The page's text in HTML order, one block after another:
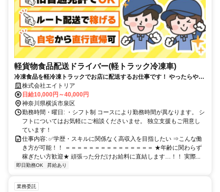
軽貨物食品配送ドライバー(軽トラック冷凍車)
冷凍食品を軽冷凍トラックでお店に配送するお仕事です！ やったらやっ
ただけ報酬を稼げる仕事で、月商80万以上の方も多数！ ドライバーから
独立起業した方多数！独立支援もします！
株式会社エイトリア
日給10,000円～40,000円
神奈川県横浜市泉区
勤務時間・曜日: ・シフト制 コースにより勤務時間が異なります。 シ
フトについてはお気軽にご相談くださいませ。 独立支援もご用意し
ています！
仕事内容: ✅学歴・スキルに関係なく高収入を目指したい ⇒こんな働
き方が可能！！ ＝＝＝＝＝＝＝＝＝＝＝＝＝＝＝ ★年齢に関わらず
稼ぎたい方歓迎★ 頑張った分だけお給料に直結します…！！ 実際...
即日勤務OK 昇給あり
業務委託